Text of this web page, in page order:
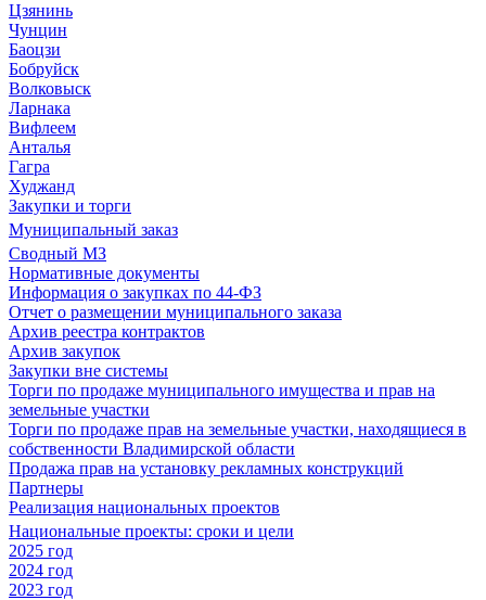
Цзянинь
Чунцин
Баоцзи
Бобруйск
Волковыск
Ларнака
Вифлеем
Анталья
Гагра
Худжанд
Закупки и торги
Муниципальный заказ
Сводный МЗ
Нормативные документы
Информация о закупках по 44-ФЗ
Отчет о размещении муниципального заказа
Архив реестра контрактов
Архив закупок
Закупки вне системы
Торги по продаже муниципального имущества и прав на
земельные участки
Торги по продаже прав на земельные участки, находящиеся в
собственности Владимирской области
Продажа прав на установку рекламных конструкций
Партнеры
Реализация национальных проектов
Национальные проекты: сроки и цели
2025 год
2024 год
2023 год